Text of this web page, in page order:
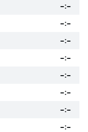
–:–
–:–
–:–
–:–
–:–
–:–
–:–
–:–